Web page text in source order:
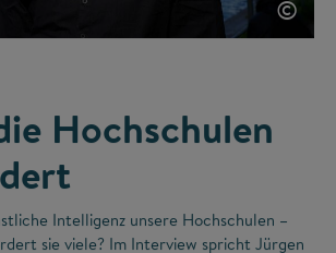
©
Hochschulen
Intelligenz unsere Hochschulen –
sie viele? Im Interview spricht Jürgen